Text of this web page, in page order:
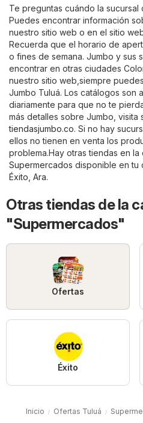
Te preguntas cuándo la sucursal
Puedes encontrar información
nuestro sitio web o en el sitio
Recuerda que el horario de
o fines de semana. Jumbo y sus
encontrar en otras ciudades
nuestro sitio web,siempre
Jumbo Tuluá. Los catálogos son
diariamente para que no te
más detalles sobre Jumbo, visita
tiendasjumbo.co. Si no hay
ellos no tienen en venta los
problema.Hay otras tiendas en la
Supermercados disponible en tu
Éxito Ara.
Otras tiendas de la
"Supermercados"
Ofertas
Éxito
Inicio Ofertas Tuluá